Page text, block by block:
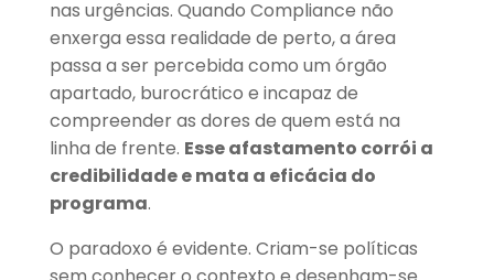
nas urgências. Quando Compliance não
enxerga essa realidade de perto, a área
passa a ser percebida como um órgão
apartado, burocrático e incapaz de
compreender as dores de quem está na
linha de frente. Esse afastamento corrói a
credibilidade e mata a eficácia do
programa.
O paradoxo é evidente. Criam-se políticas